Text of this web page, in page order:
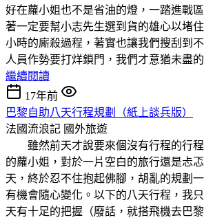
好在蘿小姐也不是省油的燈，一踏進戰
著一定要幫小志先生選到貨的雄心以堵
小時的廝殺過程，著實也讓我們搜刮到
人員作勢要打烊鎖門，我們才意猶未盡
繼續閱讀
17年前
巴黎自助八天行程規劃（紙上談兵版）
法國流浪記 國外旅遊
雖然前天才說要來個沒有行程的行程
的蘿小姐，對於一片空白的旅行還是忐
天，終於忍不住抱起佛腳，胡亂的規劃
有機會隨心變化。以下的八天行程，我
天有十足的把握（廢話，就搭飛機去巴